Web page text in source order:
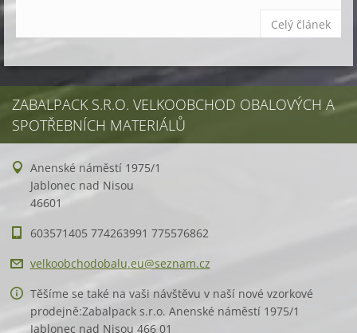
Celý článek
ZABALPACK S.R.O. VELKOOBCHOD OBALOVÝCH A
SPOTŘEBNÍCH MATERIÁLŮ
Anenské náměstí 1975/1
Jablonec nad Nisou
46601
603571405 774263991 775576862
velkoobchodobalu.eu@seznam.cz
Těšíme se také na vaši návštěvu v naší nové vzorkové
prodejně:Zabalpack s.r.o. Anenské náměstí 1975/1
Jablonec nad Nisou 466 01